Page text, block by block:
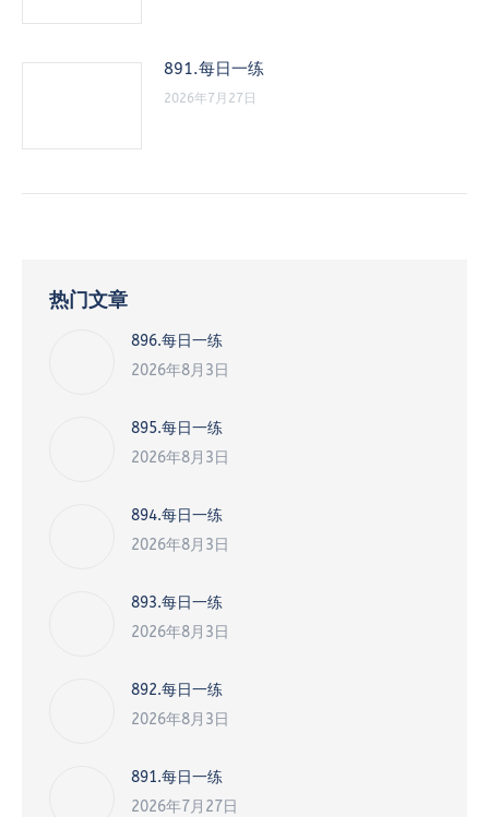
891.每日一练
2026年7月27日
热门文章
896.每日一练
2026年8月3日
895.每日一练
2026年8月3日
894.每日一练
2026年8月3日
893.每日一练
2026年8月3日
892.每日一练
2026年8月3日
891.每日一练
2026年7月27日